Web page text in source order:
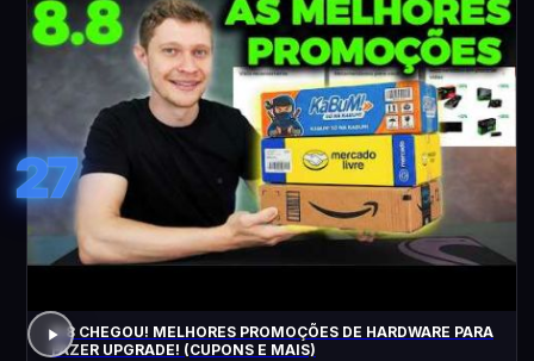
27
8.8 CHEGOU! MELHORES PROMOÇÕES DE HARDWARE PARA
FAZER UPGRADE! (CUPONS E MAIS)